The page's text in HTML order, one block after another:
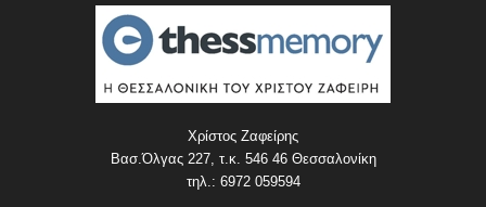
Χρίστος Ζαφείρης
Βασ.Όλγας 227, τ.κ. 546 46 Θεσσαλονίκη
τηλ.: 6972 059594